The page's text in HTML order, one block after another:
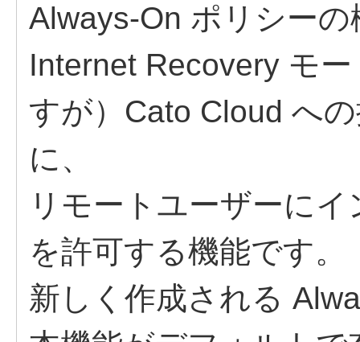
Always-On ポリシーの
Internet Recovery モ
すが）Cato Cloud へ
に、
リモートユーザーに
を許可する機能です。​
新しく作成される